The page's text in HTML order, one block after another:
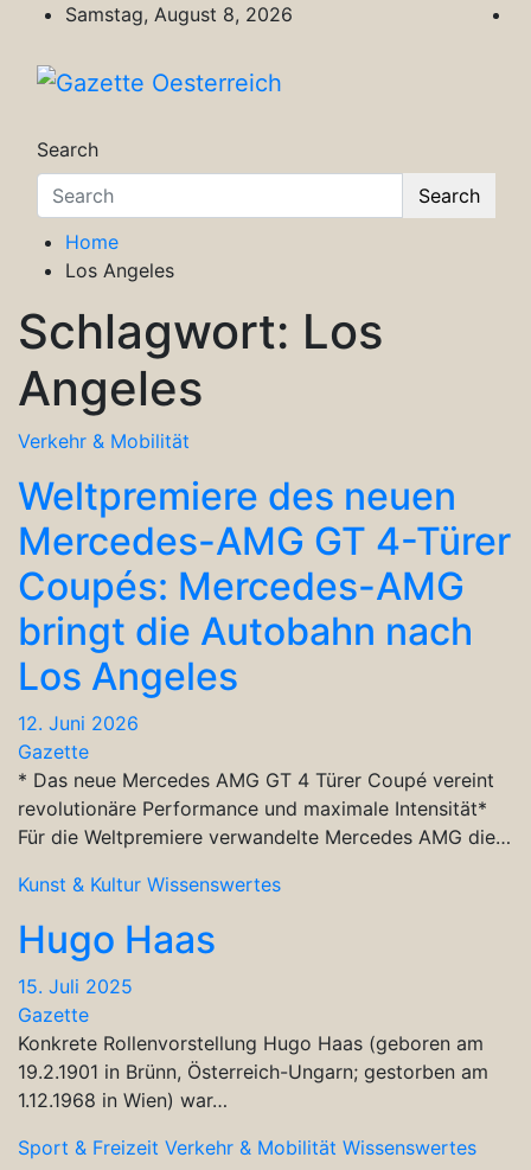
content
Samstag, August 8, 2026
Search
Search
Home
Los Angeles
Schlagwort: Los
Angeles
Verkehr & Mobilität
Weltpremiere des neuen
Mercedes-AMG GT 4-Türer
Coupés: Mercedes-AMG
bringt die Autobahn nach
Los Angeles
12. Juni 2026
Gazette
* Das neue Mercedes AMG GT 4 Türer Coupé vereint
revolutionäre Performance und maximale Intensität*
Für die Weltpremiere verwandelte Mercedes AMG die…
Kunst & Kultur Wissenswertes
Hugo Haas
15. Juli 2025
Gazette
Konkrete Rollenvorstellung Hugo Haas (geboren am
19.2.1901 in Brünn, Österreich-Ungarn; gestorben am
1.12.1968 in Wien) war…
Sport & Freizeit Verkehr & Mobilität Wissenswertes